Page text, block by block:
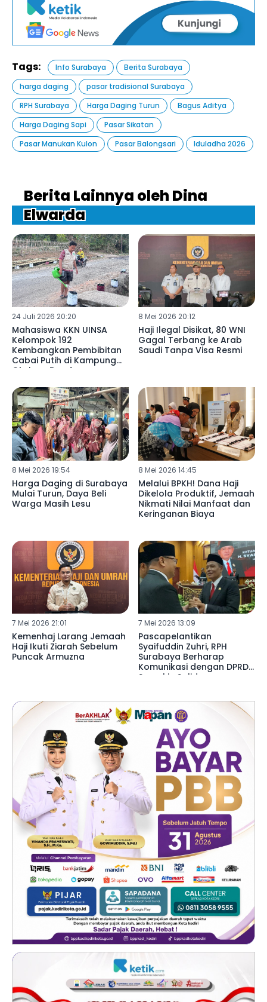
Tags: Info Surabaya
Berita Surabaya
harga daging
pasar tradisional Surabaya
RPH Surabaya
Harga Daging Turun
Bagus Aditya
Harga Daging Sapi
Pasar Sikatan
Pasar Manukan Kulon
Pasar Balongsari Iduladha 2026
Berita Lainnya oleh Dina
Elwarda
24 Juli 2026 20:20
Mahasiswa KKN UINSA
Kelompok 192
Kembangkan Pembibitan
Cabai Putih di Kampung
Oksigen Bondowoso,
Pangan
8 Mei 2026 20:12
Haji Ilegal Disikat, 80 WNI
Gagal Terbang ke Arab
Saudi Tanpa Visa Resmi
8 Mei 2026 19:54
Harga Daging di Surabaya
Mulai Turun, Daya Beli
Warga Masih Lesu
8 Mei 2026 14:45
Melalui BPKH! Dana Haji
Dikelola Produktif, Jemaah
Nikmati Nilai Manfaat dan
Keringanan Biaya
7 Mei 2026 21:01
Kemenhaj Larang Jemaah
Haji Ikuti Ziarah Sebelum
Puncak Armuzna
7 Mei 2026 13:09
Pascapelantikan
Syaifuddin Zuhri, RPH
Surabaya Berharap
Komunikasi dengan DPRD
Semakin Solid